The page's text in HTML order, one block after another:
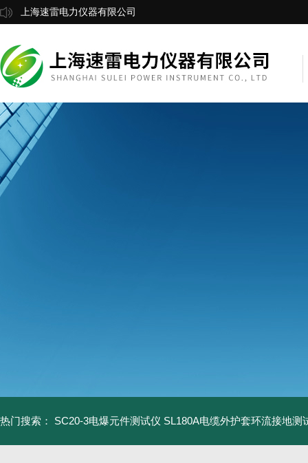
上海速雷电力仪器有限公司
热门搜索： SC20-3电爆元件测试仪 SL180A电缆外护套环流接地测